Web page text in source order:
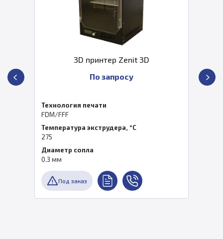
3D принтер Zenit 3D
По запросу
Технология печати
FDM/FFF
Температура экструдера, °C
275
Диаметр сопла
0.3 мм
Под заказ